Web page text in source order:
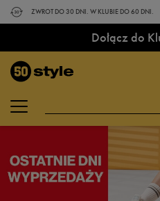
ZWROT DO 30 DNI. W KLUBIE DO 60 DNI.
Dołącz do